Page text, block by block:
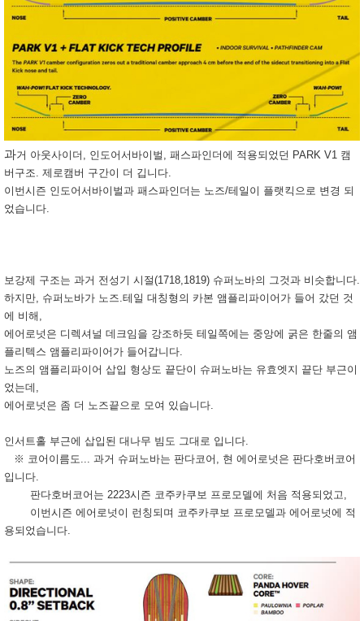
과거 아웃사이더, 인도어서바이벌, 패스파인더에 적용되었던 PARK V1 캠
버구조. 제로캠버 구간이 더 깁니다.
이번시즌 인도어서바이벌과 패스파인더는 노즈/테일이 플랫킥으로 변경 되
었습니다.
보강제 구조는 과거 전성기 시절(1718,1819) 슈퍼노바의 그것과 비슷합니다.
하지만, 슈퍼노바가 노즈.테일 대칭형의 카본 앰플리파이어가 들어 갔던 것
에 비해,
에어로넛은 디렉셔널 데크임을 강조하듯 테일쪽에는 중앙에 굵은 한줄의 앰
플리텍스 앰플리파이어가 들어갑니다.
노즈의 앰플리파이어 삽입 형상도 끝단이 슈퍼노바는 유효엣지 끝단 부근이
었는데,
에어로넛은 좀 더 노즈끝으로 모여 있습니다.
인서트홀 부근에 삽입된 대나무 빔도 그대로 입니다.
※ 코어이름도... 과거 슈퍼노바는 판다코어, 현 에어로넛은 판다호버코어
입니다.
판다호버코어는 2223시즌 코주카쿠보 프로모델에 처음 적용되었고,
이번시즌 에어로넛이 런칭되며 코주카쿠보 프로모델과 에어로넛에 적
용되었습니다.